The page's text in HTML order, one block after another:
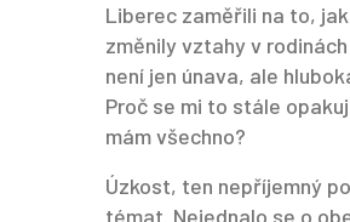
Liberec zaměřili na to,
změnily vztahy v
není jen únava, ale
Proč se mi to stále
mám všechno?
Úzkost, ten nepříjemný
témat. Nejednalo se o